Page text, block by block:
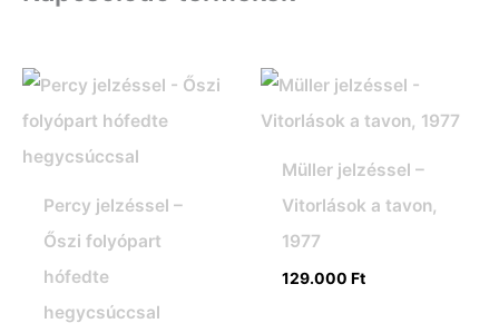
Percy jelzéssel –
Őszi folyópart
hófedte
hegycsúccsal
Müller jelzéssel –
Vitorlások a tavon,
1977
129.000 Ft